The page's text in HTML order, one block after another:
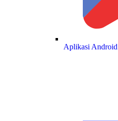
Aplikasi Android